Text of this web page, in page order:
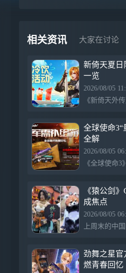
相关资讯 大家在讨论
新倚天夏日
一览
2026/08/05
全球使命3“
全解
2026/08/05
《猿公剑
成焦点
2026/08/05
劲舞之星官
燃青春回忆